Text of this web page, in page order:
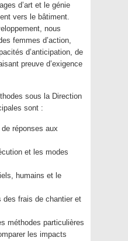
d’art et le génie
vers le bâtiment.
nous
femmes d’action,
d’anticipation, de
preuve d’exigence
sous la Direction
sont :
réponses aux
et les modes
humains et le
des frais de chantier et
méthodes particulières
les impacts